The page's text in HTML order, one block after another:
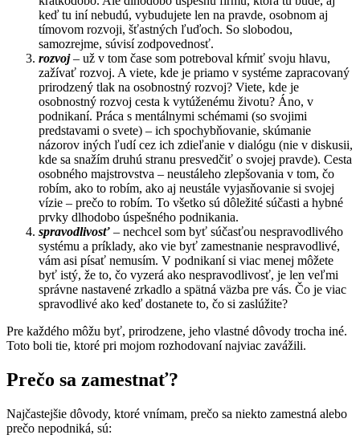
keď tu iní nebudú, vybudujete len na pravde, osobnom aj
tímovom rozvoji, šťastných ľuďoch. So slobodou,
samozrejme, súvisí zodpovednosť.
rozvoj– už v tom čase som potreboval kŕmiť svoju hlavu,
zažívať rozvoj. A viete, kde je priamo v systéme zapracovaný
prirodzený tlak na osobnostný rozvoj? Viete, kde je
osobnostný rozvoj cesta k vytúženému životu? Áno, v
podnikaní. Práca s mentálnymi schémami (so svojimi
predstavami o svete) – ich spochybňovanie, skúmanie
názorov iných ľudí cez ich zdieľanie v dialógu (nie v diskusii,
kde sa snažím druhú stranu presvedčiť o svojej pravde). Cesta
osobného majstrovstva – neustáleho zlepšovania v tom, čo
robím, ako to robím, ako aj neustále vyjasňovanie si svojej
vízie – prečo to robím. To všetko sú dôležité súčasti a hybné
prvky dlhodobo úspešného podnikania.
spravodlivosť – nechcel som byť súčasťou nespravodlivého
systému a príklady, ako vie byť zamestnanie nespravodlivé,
vám asi písať nemusím. V podnikaní si viac menej môžete
byť istý, že to, čo vyzerá ako nespravodlivosť, je len veľmi
správne nastavené zrkadlo a spätná väzba pre vás. Čo je viac
spravodlivé ako keď dostanete to, čo si zaslúžite?
Pre každého môžu byť, prirodzene, jeho vlastné dôvody trocha iné.
Toto boli tie, ktoré pri mojom rozhodovaní najviac zavážili.
Prečo sa zamestnať?
Najčastejšie dôvody, ktoré vnímam, prečo sa niekto zamestná alebo
prečo nepodniká, sú: